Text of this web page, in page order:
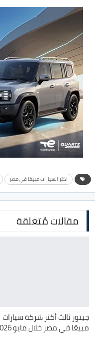
اكثر السيارات مبيعًا في مصر
مقالات مُتعلقة
جيتور ثالث أكثر شركة سيارات
مبيعًا في مصر خلال مايو 2026